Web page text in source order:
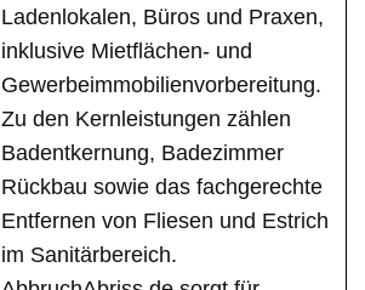
Ladenlokalen, Büros und Praxen,
inklusive Mietflächen- und
Gewerbeimmobilienvorbereitung.
Zu den Kernleistungen zählen
Badentkernung, Badezimmer
Rückbau sowie das fachgerechte
Entfernen von Fliesen und Estrich
im Sanitärbereich.